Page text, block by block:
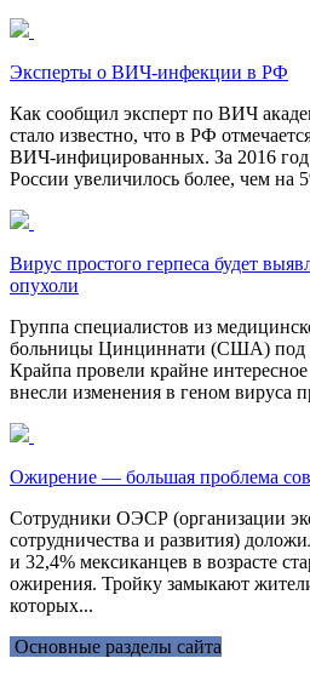
Эксперты о ВИЧ-инфекции в РФ
Как сообщил эксперт по ВИЧ
стало известно, что в РФ
ВИЧ-инфицированных. За 2016 год
России увеличилось более, чем на
Вирус простого герпеса будет
опухоли
Группа специалистов из
больницы Цинциннати (США) под
Крайпа провели крайне
внесли изменения в геном вируса
Ожирение — большая проблема
Сотрудники ОЭСР (организации
сотрудничества и развития)
и 32,4% мексиканцев в возрасте
ожирения. Тройку замыкают
которых...
Основные разделы сайта